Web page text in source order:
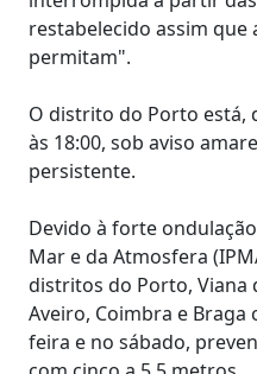
restabelecido assim que
permitam".
O distrito do Porto está,
às 18:00, sob aviso
persistente.
Devido à forte
Mar e da Atmosfera
distritos do Porto, Viana
Aveiro, Coimbra e Braga
feira e no sábado,